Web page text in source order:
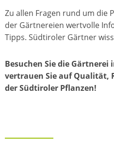
Zu allen Fragen rund um die
der Gärtnereien wertvolle
Tipps. Südtiroler Gärtner
Besuchen Sie die Gärtnerei
vertrauen Sie auf Qualität,
der Südtiroler Pflanzen!